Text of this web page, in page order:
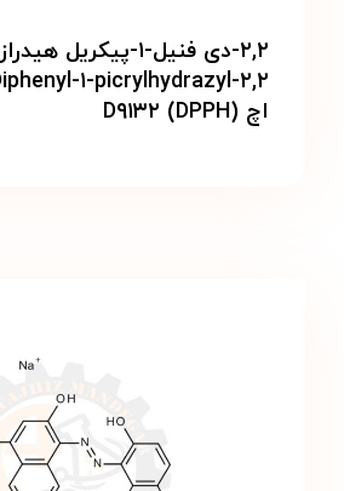
۲,۲-دی فنیل-۱-پیکریل
اچ (DPPH) D۹۱۳۲